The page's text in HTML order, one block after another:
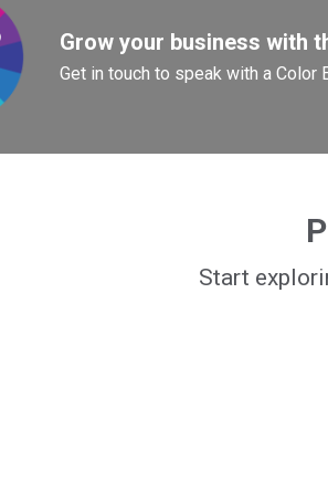
Grow your business with
Get in touch to speak with a Color
Start